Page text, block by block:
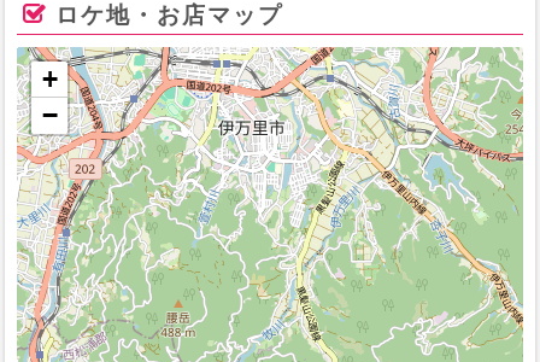
ロケ地・お店マップ
+
−